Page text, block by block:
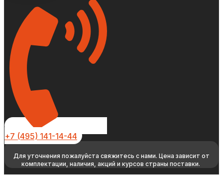
+7 (495) 141-14-44
Для уточнения пожалуйста свяжитесь с нами. Цена зависит от
комплектации, наличия, акций и курсов страны поставки.